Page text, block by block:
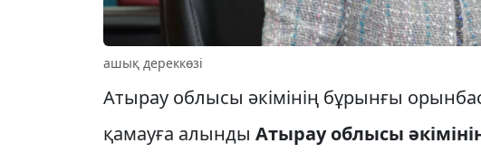
ашық дереккөзі
Атырау облысы әкімінің бұрынғы
қамауға алынды Атырау облысы